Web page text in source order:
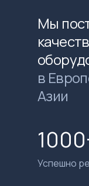
Мы
в
Азии
Успешно